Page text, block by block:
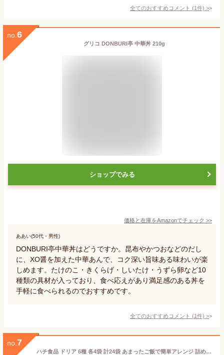
全てのおすすめコメント (1件) >
no. 6
グリコ DONBURI亭 中華丼 210g
ショップでみる
価格と在庫をAmazonでチェック >>
ああい(50代・男性)
DONBURI亭中華丼はどうですか。昆布やかつおなどのだし
に、XO醤を加えた中華あんで、コク深い旨味ある味わいが楽
しめます。たけのこ・きくらげ・しいたけ・うずら卵など10
種類の具材が入っており、食べ応えがあり満足感のある丼を
手軽に食べられるのでおすすめです。
全てのおすすめコメント (1件) >
no. 7
ハチ食品 ドリア 6種 各4袋 計24袋 あまったご飯で簡単アレンジ 詰め合わせ (6種×各4袋)